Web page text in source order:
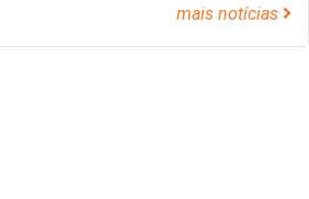
mais notícias